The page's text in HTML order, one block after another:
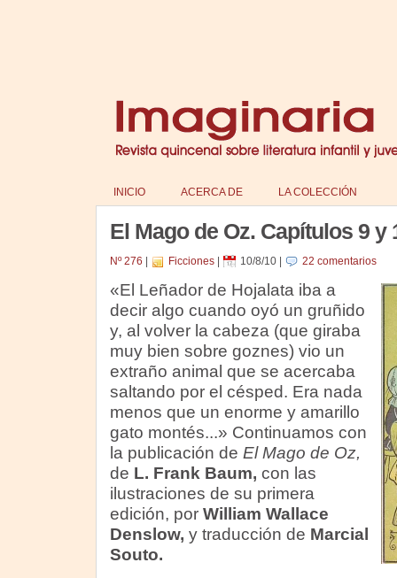
INICIO ACERCA DE LA COLECCIÓN
El Mago de Oz. Capítulos 9 y
Nº 276 Ficciones| 10/8/10| 22 comentarios
«El Leñador de Hojalata iba a
decir algo cuando oyó un gruñido
y, al volver la cabeza (que giraba
muy bien sobre goznes) vio un
extraño animal que se acercaba
saltando por el césped. Era nada
menos que un enorme y amarillo
gato montés...» Continuamos con
la publicación de El Mago de Oz,
de L. Frank Baum, con las
ilustraciones de su primera
edición, por William Wallace
Denslow, y traducción de Marcial
Souto.